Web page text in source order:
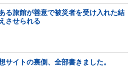
る旅館が善意で被災者を受け入れた結
させられる
サイトの裏側、全部書きました。